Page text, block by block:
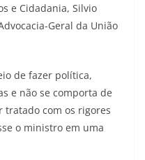
e Cidadania, Silvio
Geral da União
de fazer política,
e não se comporta de
tratado com os rigores
o ministro em uma